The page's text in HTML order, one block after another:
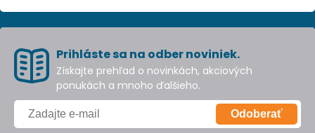
Prihláste sa na odber noviniek.
Získajte prehľad o novinkách, akciových
ponukách a mnoho ďalšieho.
Odoberať